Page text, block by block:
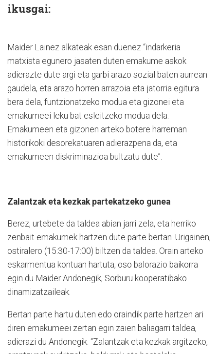
ikusgai:
Maider Lainez alkateak esan duenez “indarkeria
matxista egunero jasaten duten emakume askok
adierazte dute argi eta garbi arazo sozial baten aurrean
gaudela, eta arazo horren arrazoia eta jatorria egitura
bera dela, funtzionatzeko modua eta gizonei eta
emakumeei leku bat esleitzeko modua dela.
Emakumeen eta gizonen arteko botere harreman
historikoki desorekatuaren adierazpena da, eta
emakumeen diskriminazioa bultzatu dute”.
Zalantzak eta kezkak partekatzeko gunea
Berez, urtebete da taldea abian jarri zela, eta herriko
zenbait emakumek hartzen dute parte bertan. Urigainen,
ostiralero (15:30-17:00) biltzen da taldea. Orain arteko
eskarmentua kontuan hartuta, oso balorazio baikorra
egin du Maider Andonegik, Sorburu kooperatibako
dinamizatzaileak.
Bertan parte hartu duten edo oraindik parte hartzen ari
diren emakumeei zertan egin zaien baliagarri taldea,
adierazi du Andonegik. “Zalantzak eta kezkak argitzeko,